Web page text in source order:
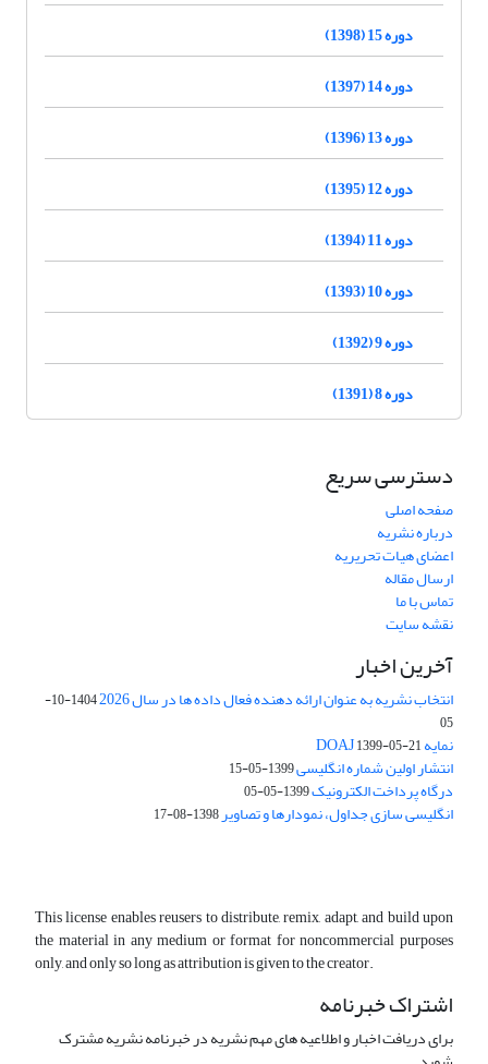
دوره 15 (1398)
دوره 14 (1397)
دوره 13 (1396)
دوره 12 (1395)
دوره 11 (1394)
دوره 10 (1393)
دوره 9 (1392)
دوره 8 (1391)
دسترسی سریع
صفحه اصلی
درباره نشریه
اعضای هیات تحریریه
ارسال مقاله
تماس با ما
نقشه سایت
آخرین اخبار
انتخاب نشریه به عنوان ارائه دهنده فعال داده ها در سال 2026
1404-10-
05
نمایه DOAJ1399-05-21
انتشار اولین شماره انگلیسی1399-05-15
درگاه پرداخت الکترونیک1399-05-05
انگلیسی سازی جداول، نمودارها و تصاویر1398-08-17
This license enables reusers to distribute, remix, adapt, and build upon
the material in any medium or format for noncommercial purposes
only, and only so long as attribution is given to the creator.
اشتراک خبرنامه
برای دریافت اخبار و اطلاعیه های مهم نشریه در خبرنامه نشریه مشترک